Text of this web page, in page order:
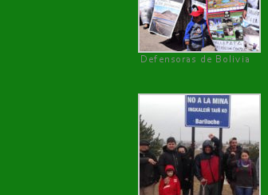
Defensoras de Bolivia